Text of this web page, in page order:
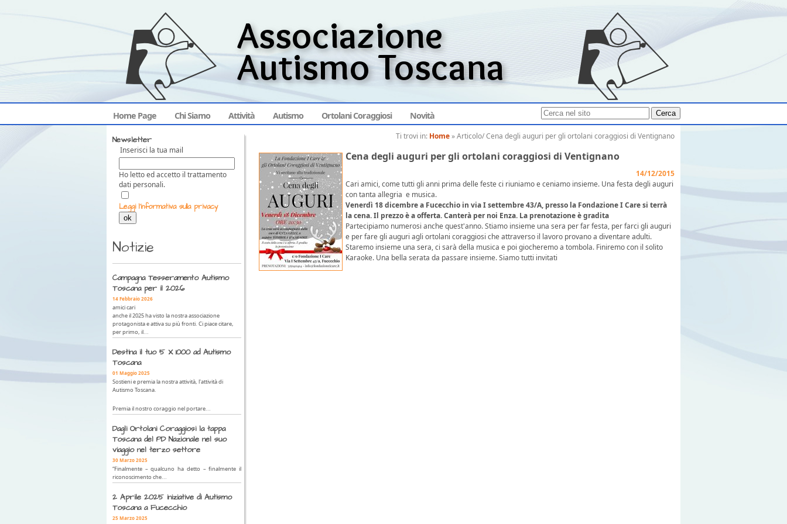
Home Page Chi Siamo Attività Autismo Ortolani Coraggiosi Novità Cerca
Ti trovi in: Home»Articolo/Cena degli auguri per gli ortolani coraggiosi di Ventignano
Cena degli auguri per gli ortolani coraggiosi di Ventignano
14/12/2015
Cari amici, come tutti gli anni prima delle feste ci riuniamo e ceniamo insieme. Una festa degli auguri
con tanta allegria e musica.
Venerdì 18 dicembre a Fucecchio in via I settembre 43/A, presso la Fondazione I Care si terrà
la cena. Il prezzo è a offerta. Canterà per noi Enza. La prenotazione è gradita
Partecipiamo numerosi anche quest'anno. Stiamo insieme una sera per far festa, per farci gli auguri
e per fare gli auguri agli ortolani coraggiosi che attraverso il lavoro provano a diventare adulti.
Staremo insieme una sera, ci sarà della musica e poi giocheremo a tombola. Finiremo con il solito
Karaoke. Una bella serata da passare insieme. Siamo tutti invitati
Newsletter
Inserisci la tua mail
Ho letto ed accetto il trattamento
dati personali.
Leggi l'informativa sulla privacy
ok
Notizie
Campagna Tesseramento Autismo
Toscana per il 2026
14 Febbraio 2026
amici cari
anche il 2025 ha visto la nostra associazione
protagonista e attiva su più fronti. Ci piace citare,
per primo, il...
Destina il tuo 5 X 1000 ad Autismo
Toscana
01 Maggio 2025
Sostieni e premia la nostra attività, l'attività di
Autismo Toscana.
Premia il nostro coraggio nel portare...
Dagli Ortolani Coraggiosi la tappa
Toscana del PD Nazionale nel suo
viaggio nel terzo settore
30 Marzo 2025
“Finalmente – qualcuno ha detto – finalmente il
riconoscimento che...
2 Aprile 2025 iniziative di Autismo
Toscana a Fucecchio
25 Marzo 2025